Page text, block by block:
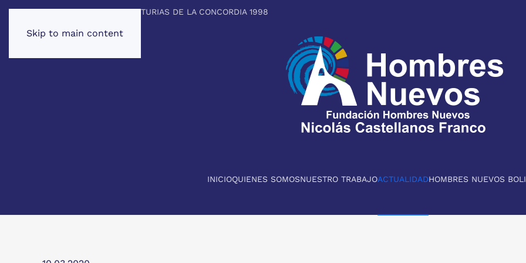
Skip to main content
PREMIO PRINCIPE DE ASTURIAS DE LA CONCORDIA 1998
INICIOQUIENES SOMOSNUESTRO TRABAJOACTUALIDADHOMBRES NUEVOS